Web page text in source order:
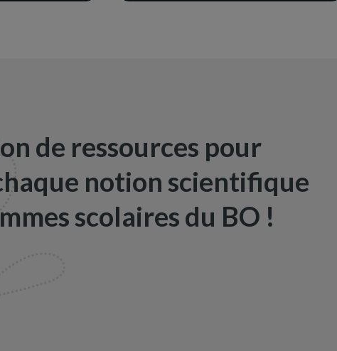
de ressources pour
notion scientifique
scolaires du BO !